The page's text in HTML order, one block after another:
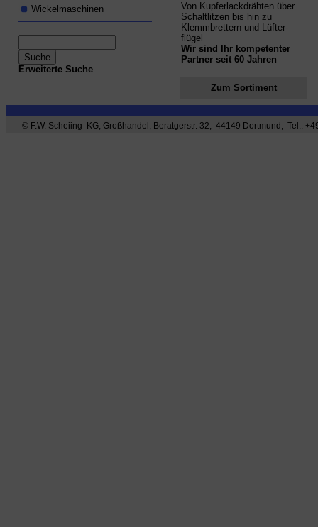
Wickelmaschinen
Erweiterte Suche
Von Kupferlackdrähten über
Schaltlitzen bis hin zu
Klemmbrettern und Lüfter-
flügel
Wir sind Ihr kompetenter
Partner seit 60 Jahren
Zum Sortiment
© F.W. Scheiing KG, Großhandel, Beratgerstr. 32, 44149 Dortmund, Tel.: